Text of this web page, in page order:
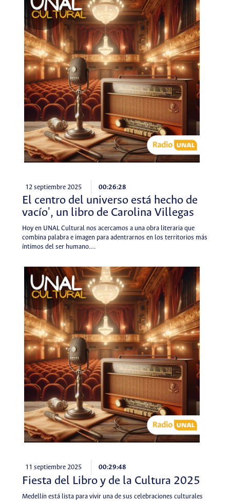
12 septiembre 2025 00:26:28
El centro del universo está hecho de
vacío', un libro de Carolina Villegas
Hoy en UNAL Cultural nos acercamos a una obra literaria que
combina palabra e imagen para adentrarnos en los territorios más
íntimos del ser humano.…
11 septiembre 2025 00:29:48
Fiesta del Libro y de la Cultura 2025
Medellín está lista para vivir una de sus celebraciones culturales